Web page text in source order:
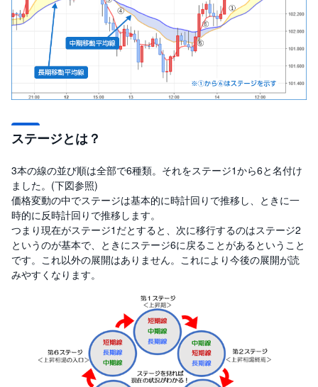
ステージとは？
3本の線の並び順は全部で6種類。それをステージ1から6と名付け
ました。(下図参照)
価格変動の中でステージは基本的に時計回りで推移し、ときに一
時的に反時計回りで推移します。
つまり現在がステージ1だとすると、次に移行するのはステージ2
というのが基本で、ときにステージ6に戻ることがあるということ
です。これ以外の展開はありません。これにより今後の展開が読
みやすくなります。